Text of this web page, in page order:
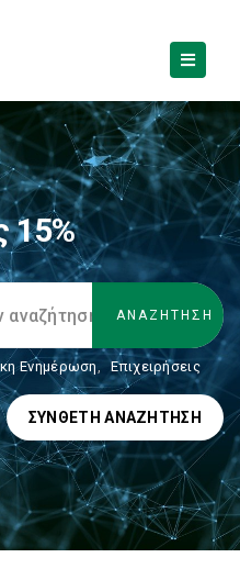
15%
Ενημέρωση, Επιχειρήσεις
ΣΎΝΘΕΤΗ ΑΝΑΖΉΤΗΣΗ